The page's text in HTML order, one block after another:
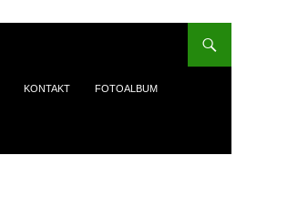
KONTAKT FOTOALBUM